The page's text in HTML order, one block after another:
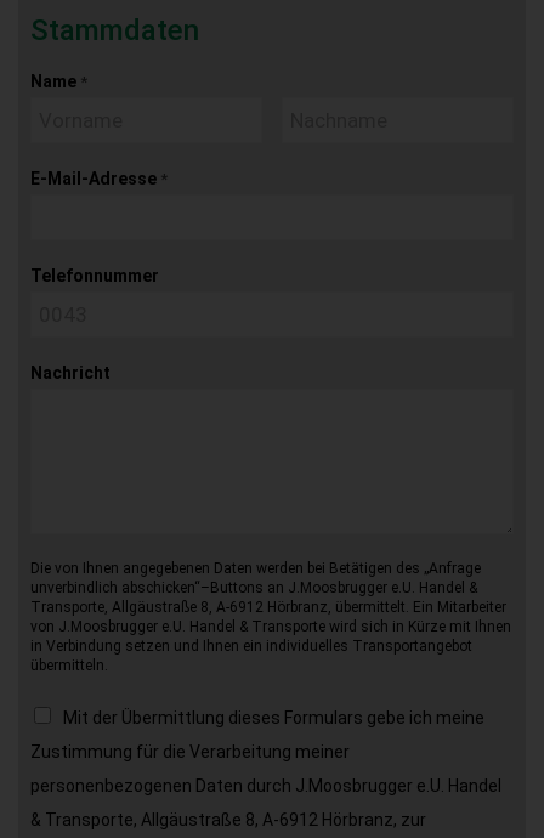
Stammdaten
Name *
E-Mail-Adresse *
Telefonnummer
Nachricht
Die von Ihnen angegebenen Daten werden bei Betätigen des „Anfrage
unverbindlich abschicken“–Buttons an J.Moosbrugger e.U. Handel &
Transporte, Allgäustraße 8, A-6912 Hörbranz, übermittelt. Ein Mitarbeiter
von J.Moosbrugger e.U. Handel & Transporte wird sich in Kürze mit Ihnen
in Verbindung setzen und Ihnen ein individuelles Transportangebot
übermitteln.
Mit der Übermittlung dieses Formulars gebe ich meine
Zustimmung für die Verarbeitung meiner
personenbezogenen Daten durch J.Moosbrugger e.U. Handel
& Transporte, Allgäustraße 8, A-6912 Hörbranz, zur